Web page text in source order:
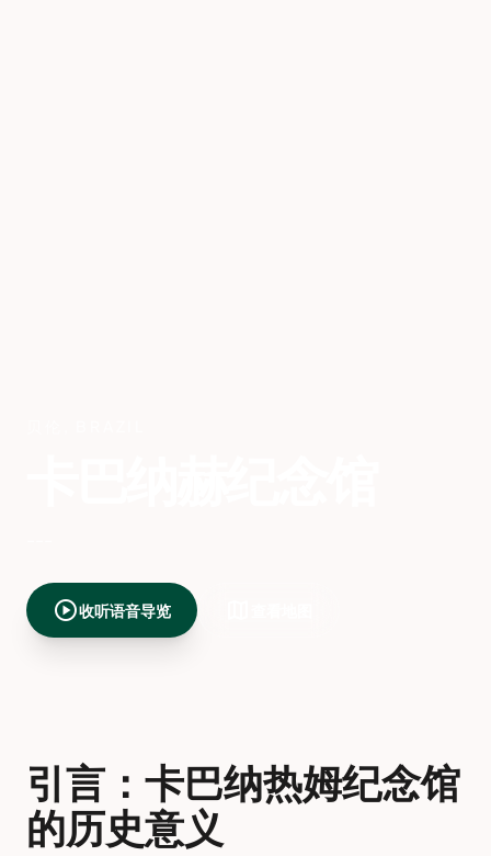
play_circle收听语音导览
引言：卡巴纳热姆纪念馆
的历史意义